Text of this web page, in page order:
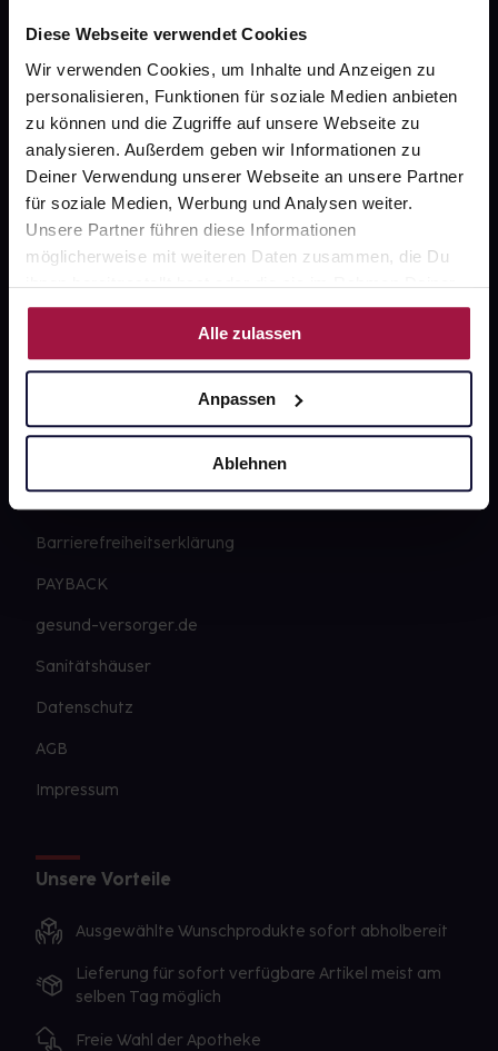
Diese Webseite verwendet Cookies
Wir verwenden Cookies, um Inhalte und Anzeigen zu
personalisieren, Funktionen für soziale Medien anbieten
zu können und die Zugriffe auf unsere Webseite zu
analysieren. Außerdem geben wir Informationen zu
Deiner Verwendung unserer Webseite an unsere Partner
für soziale Medien, Werbung und Analysen weiter.
Unsere Partner führen diese Informationen
möglicherweise mit weiteren Daten zusammen, die Du
ihnen bereitgestellt hast oder die sie im Rahmen Deiner
Nutzung der Dienste gesammelt haben.
Alle zulassen
Anpassen
Ablehnen
Fragen zu Deiner Bestellung?
Kontakt
FAQ
Widerrufsformular
gesund.de
Barrierefreiheitserklärung
PAYBACK
gesund-versorger.de
Sanitätshäuser
Datenschutz
AGB
Impressum
Unsere Vorteile
Ausgewählte Wunschprodukte sofort abholbereit
Lieferung für sofort verfügbare Artikel meist am
selben Tag möglich
Freie Wahl der Apotheke